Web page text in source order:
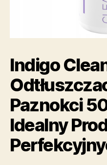
Indigo
Paznokci
Idealny